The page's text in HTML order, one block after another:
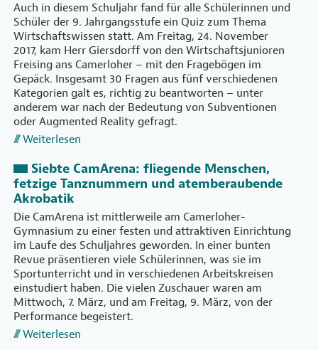
Auch in diesem Schuljahr fand für alle Schülerinnen und
Schüler der 9. Jahrgangsstufe ein Quiz zum Thema
Wirtschaftswissen statt. Am Freitag, 24. November
2017, kam Herr Giersdorff von den Wirtschaftsjunioren
Freising ans Camerloher – mit den Fragebögen im
Gepäck. Insgesamt 30 Fragen aus fünf verschiedenen
Kategorien galt es, richtig zu beantworten – unter
anderem war nach der Bedeutung von Subventionen
oder Augmented Reality gefragt.
Weiterlesen
Siebte CamArena: fliegende Menschen,
fetzige Tanznummern und atemberaubende
Akrobatik
Die CamArena ist mittlerweile am Camerloher-
Gymnasium zu einer festen und attraktiven Einrichtung
im Laufe des Schuljahres geworden. In einer bunten
Revue präsentieren viele Schülerinnen, was sie im
Sportunterricht und in verschiedenen Arbeitskreisen
einstudiert haben. Die vielen Zuschauer waren am
Mittwoch, 7. März, und am Freitag, 9. März, von der
Performance begeistert.
Weiterlesen